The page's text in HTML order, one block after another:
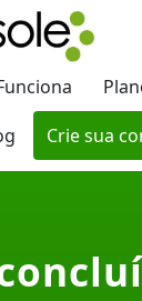
Crie sua